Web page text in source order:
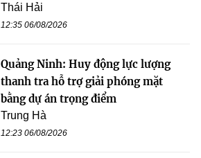
Thái Hải
12:35 06/08/2026
Quảng Ninh: Huy động lực lượng
thanh tra hỗ trợ giải phóng mặt
bằng dự án trọng điểm
Trung Hà
12:23 06/08/2026